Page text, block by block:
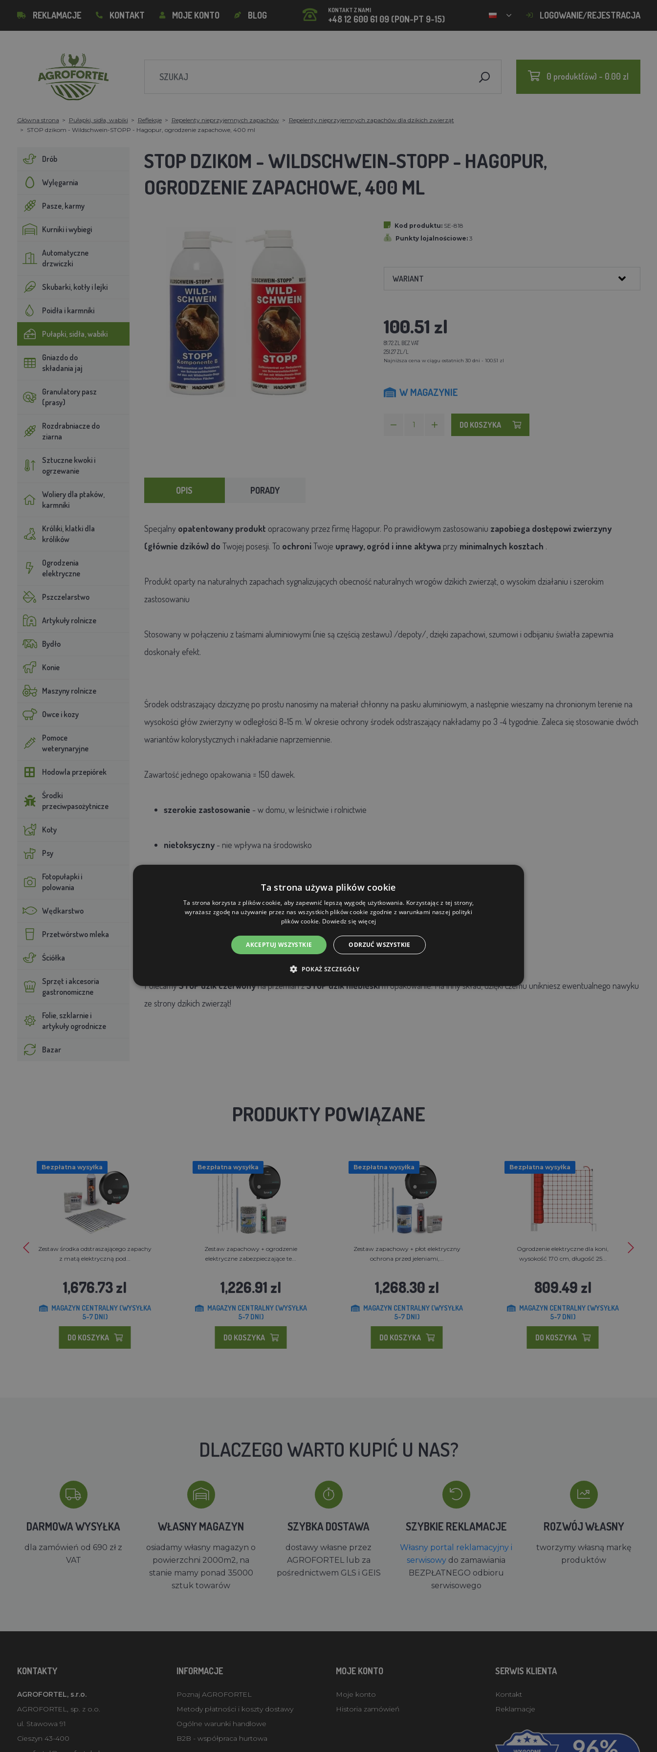
REKLAMACJE KONTAKT MOJE KONTO BLOG KONTAKT Z NAMI
+48 12 600 61 09 (PON-PT 9-15) LOGOWANIE/REJESTRACJA
0 produkt(ów) - 0.00 zl
Główna strona Pułapki, sidła, wabiki Refleksje Repelenty nieprzyjemnych zapachów
Repelenty nieprzyjemnych zapachów dla dzikich zwierząt
STOP dzikom - Wildschwein-STOPP - Hagopur, ogrodzenie zapachowe, 400 ml
Drób
Wylęgarnia
Pasze, karmy
Kurniki i wybiegi
Automatyczne
drzwiczki
Skubarki, kotły i lejki
Poidła i karmniki
Pułapki, sidła, wabiki
Gniazdo do
składania jaj
Granulatory pasz
(prasy)
Rozdrabniacze do
ziarna
Sztuczne kwoki i
ogrzewanie
Woliery dla ptaków,
karmniki
Króliki, klatki dla
królików
Ogrodzenia
elektryczne
Pszczelarstwo
Artykuły rolnicze
Bydło
Konie
Maszyny rolnicze
Owce i kozy
Pomoce
weterynaryjne
Hodowla przepiórek
Środki
przeciwpasożytnicze
Koty
Psy
Fotopułapki i
polowania
Wędkarstwo
Przetwórstwo mleka
Ściółka
Sprzęt i akcesoria
gastronomiczne
Folie, szklarnie i
artykuły ogrodnicze
Bazar
STOP DZIKOM - WILDSCHWEIN-STOPP - HAGOPUR,
OGRODZENIE ZAPACHOWE, 400 ML
Kod produktu: SE-818
Punkty lojalnościowe: 3
WARIANT
100.51 zl
81.72 ZL BEZ VAT
251.27 ZL/L
Najniższa cena w ciągu ostatnich 30 dni - 100.51 zl
W MAGAZYNIE
DO KOSZYKA
OPIS PORADY
Specjalny opatentowany produkt opracowany przez firmę Hagopur. Po prawidłowym zastosowaniu zapobiega dostępowi zwierzyny
(głównie dzików) do Twojej posesji. To ochroniTwoje uprawy, ogród i inne aktywaprzy minimalnych kosztach .
Produkt oparty na naturalnych zapachach sygnalizujących obecność naturalnych wrogów dzikich zwierząt, o wysokim działaniu i szerokim
zastosowaniu
Stosowany w połączeniu z taśmami aluminiowymi (nie są częścią zestawu) /depoty/, dzięki zapachowi, szumowi i odbijaniu światła zapewnia
doskonały efekt.
Środek odstraszający dziczyznę po prostu nanosimy na materiał chłonny na pasku aluminiowym, a następnie wieszamy na chronionym terenie na
wysokości głów zwierzyny w odległości 8-15 m. W okresie ochrony środek odstraszający nakładamy po 3 -4 tygodnie. Zaleca się stosowanie dwóch
wariantów kolorystycznych i nakładanie naprzemiennie.
Zawartość jednego opakowania = 150 dawek.
szerokie zastosowanie - w domu, w leśnictwie i rolnictwie
nietoksyczny- nie wpływa na środowisko
prosty w użyciu
PolecamySTOP dzik czerwonyna przemian zSTOP dzik niebieskim opakowanie. Ma inny skład, dzięki czemu unikniesz ewentualnego nawyku
ze strony dzikich zwierząt!
PRODUKTY POWIĄZANE
Bezpłatna wysyłka
Zestaw środka odstraszającego zapachy
z matą elektryczną pod...
1,676.73 zl
MAGAZYN CENTRALNY (WYSYŁKA
5-7 DNI)
DO KOSZYKA
Bezpłatna wysyłka
Zestaw zapachowy + ogrodzenie
elektryczne zabezpieczające te...
1,226.91 zl
MAGAZYN CENTRALNY (WYSYŁKA
5-7 DNI)
DO KOSZYKA
Bezpłatna wysyłka
Zestaw zapachowy + płot elektryczny
ochrona przed jeleniami,...
1,268.30 zl
MAGAZYN CENTRALNY (WYSYŁKA
5-7 DNI)
DO KOSZYKA
Bezpłatna wysyłka
Ogrodzenie elektryczne dla koni,
wysokość 170 cm, długość 25...
809.49 zl
MAGAZYN CENTRALNY (WYSYŁKA
5-7 DNI)
DO KOSZYKA
DLACZEGO WARTO KUPIĆ U NAS?
DARMOWA WYSYŁKA
dla zamówień od 690 zł z
VAT
WŁASNY MAGAZYN
osiadamy własny magazyn o
powierzchni 2000m2, na
stanie mamy ponad 35000
sztuk towarów
SZYBKA DOSTAWA
dostawy własne przez
AGROFORTEL lub za
pośrednictwem GLS i GEIS
SZYBKIE REKLAMACJE
Własny portal reklamacyjny i
serwisowy do zamawiania
BEZPŁATNEGO odbioru
serwisowego
ROZWÓJ WŁASNY
tworzymy własną markę
produktów
KONTAKTY
AGROFORTEL, s.r.o.
AGROFORTEL, sp. z o.o.
ul. Stawowa 91
Cieszyn 43-400
INFORMACJE
Poznaj AGROFORTEL
Metody płatności i koszty dostawy
Ogólne warunki handlowe
B2B - współpraca hurtowa
MOJE KONTO
Moje konto
Historia zamówień
SERWIS KLIENTA
Kontakt
Reklamacje
Ta strona używa plików cookie
Ta strona korzysta z plików cookie, aby zapewnić lepszą wygodę użytkowania. Korzystając z tej strony,
wyrażasz zgodę na używanie przez nas wszystkich plików cookie zgodnie z warunkami naszej polityki
plików cookie. Dowiedz się więcej
AKCEPTUJ WSZYSTKIE ODRZUĆ WSZYSTKIE
POKAŻ SZCZEGÓŁY